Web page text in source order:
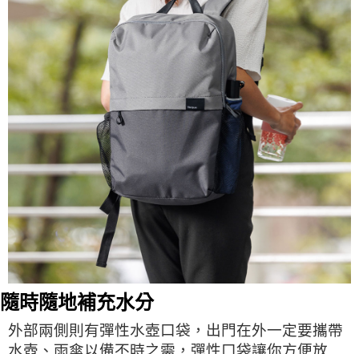
隨時隨地補充水分
外部兩側則有彈性水壺口袋，出門在外一定要攜帶
水壺、雨傘以備不時之需，彈性口袋讓你方便放